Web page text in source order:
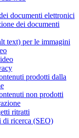
documenti elettronici
dei documenti
text) per le immagini
prodotti dalla
non prodotti
ritratti
di ricerca (SEO)